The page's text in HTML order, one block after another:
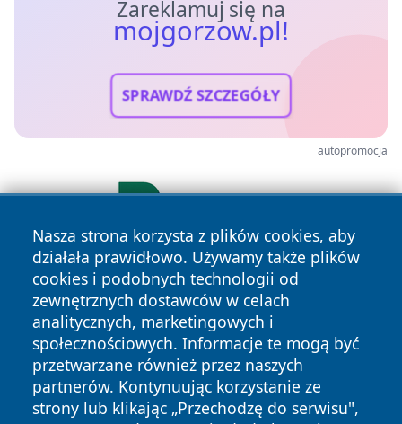
Zareklamuj się na
mojgorzow.pl!
SPRAWDŹ SZCZEGÓŁY
autopromocja
Nasza strona korzysta z plików cookies, aby
działała prawidłowo. Używamy także plików
cookies i podobnych technologii od
zewnętrznych dostawców w celach
analitycznych, marketingowych i
społecznościowych. Informacje te mogą być
przetwarzane również przez naszych
partnerów. Kontynuując korzystanie ze
strony lub klikając „Przechodzę do serwisu",
Copyright © 2026 mojgorzow.pl Wszystkie prawa zastrzeżone.